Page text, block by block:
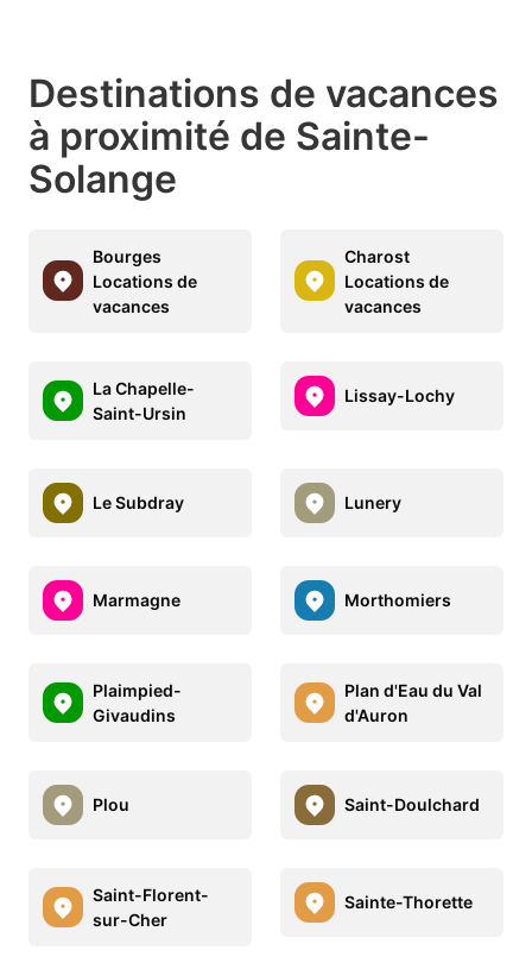
Destinations de vacances
à proximité de Sainte-
Solange
Bourges
Locations de
vacances
Charost
Locations de
vacances
La Chapelle-
Saint-Ursin
Lissay-Lochy
Le Subdray Lunery
Marmagne Morthomiers
Plaimpied-
Givaudins
Plan d'Eau du Val
d'Auron
Plou Saint-Doulchard
Saint-Florent-
sur-Cher
Sainte-Thorette